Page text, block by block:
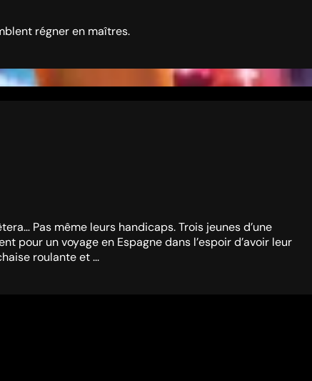
régner en maîtres.
Pas même leurs handicaps. Trois jeunes d’une
pour un voyage en Espagne dans l’espoir d’avoir leur
roulante et ...